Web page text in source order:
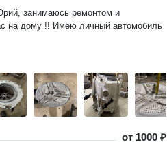
занимаюсь ремонтом и
на дому !! Имею личный автомобиль
от 1000 ₽